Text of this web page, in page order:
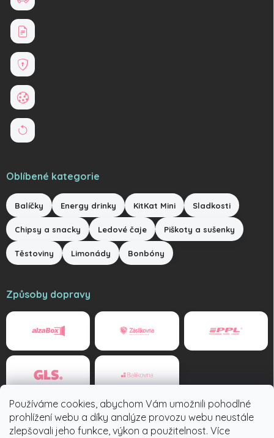
Používáme cookies, abychom Vám umožnili pohodlné
prohlížení webu a díky analýze provozu webu neustále
zlepšovali jeho funkce, výkon a použitelnost. Více
Oblíbené kategorie
Balíčky Energy drinky KitKat Mini Sladkosti
Chipsy a snacky Ledové čaje Piškoty a sušenky
Těstoviny Limonády Bonbóny
Způsoby dopravy
Způsoby platby